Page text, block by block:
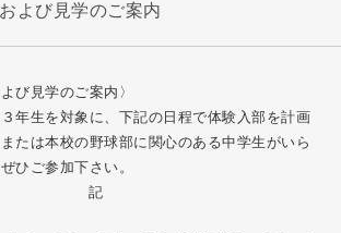
よび見学のご案内
び見学のご案内〉
年生を対象に、下記の日程で体験入部を計画
たは本校の野球部に関心のある中学生がいら
ひご参加下さい。
記